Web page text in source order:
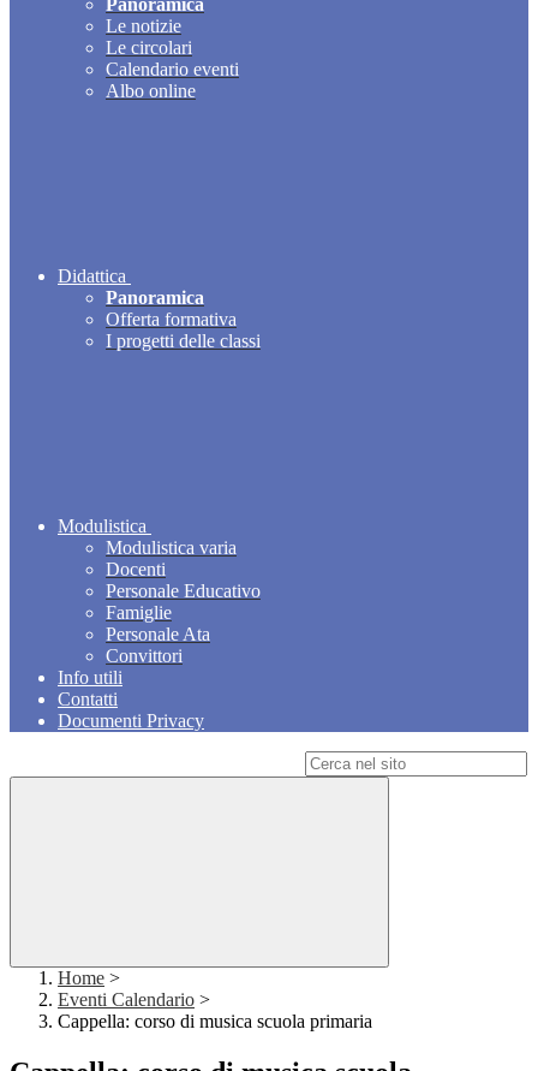
Panoramica
Le notizie
Le circolari
Calendario eventi
Albo online
Didattica
Panoramica
Offerta formativa
I progetti delle classi
Modulistica
Modulistica varia
Docenti
Personale Educativo
Famiglie
Personale Ata
Convittori
Info utili
Contatti
Documenti Privacy
Home >
Eventi Calendario >
Cappella: corso di musica scuola primaria